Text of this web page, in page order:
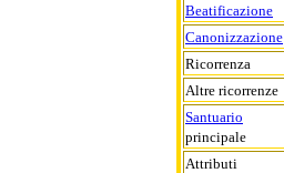
Beatificazione
Canonizzazione
Ricorrenza
Altre ricorrenze
Santuario
principale
Attributi